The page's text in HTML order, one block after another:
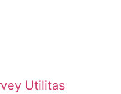
Utilitas